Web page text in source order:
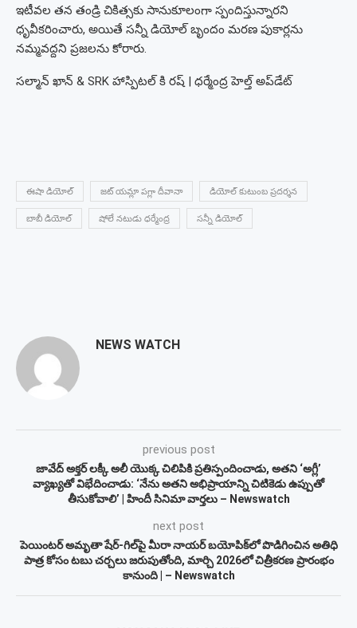
ఇటీవల తన తండ్రి చికిత్సకు సానుకూలంగా స్పందిస్తున్నారని
ధృవీకరించారు, అయితే సన్నీ డియోల్ బృందం మరణ పుకార్లను
నమ్మవద్దని ప్రజలను కోరారు.
సల్మాన్ ఖాన్ & SRK హాస్పిటల్ కి రష్ | ధర్మేంద్ర హెల్త్ అప్‌డేట్
ఈషా డియోల్ జట్ యమ్లా పగ్లా దీవానా డియోల్ కుటుంబ ప్రదర్శన
బాబీ డియోల్ షోలే నటుడు ధర్మేంద్ర సన్నీ డియోల్
NEWS WATCH
previous post
జావేద్ అక్తర్ లక్కీ అలీ యొక్క చిలిపికి ప్రతిస్పందించాడు, అతని ‘అగ్లీ’
వ్యాఖ్యతో విభేదించాడు: ‘నేను అతని అభిప్రాయాన్ని చిటికెడు ఉప్పుతో
తీసుకోవాలి’ | హిందీ సినిమా వార్తలు – Newswatch
next post
పెయింటర్ అమృతా షేర్-గిల్‌పై మీరా నాయర్ బయోపిక్‌లో పొడిగించిన అతిధి
పాత్ర కోసం టబు చర్చలు జరుపుతోంది, మార్చి 2026లో చిత్రీకరణ ప్రారంభం
కానుంది | – Newswatch